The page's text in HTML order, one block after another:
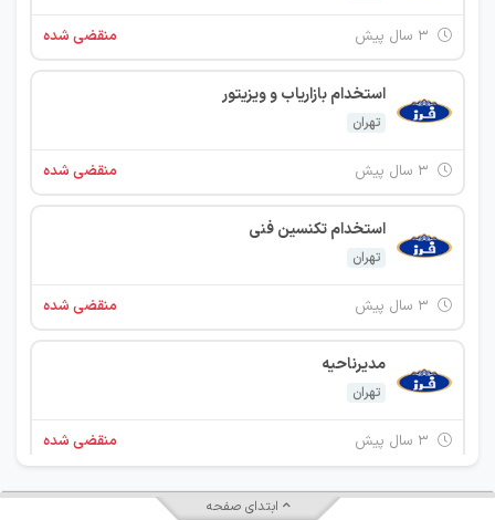
منقضی شده
استخدام بازاریاب و ویزیتور
تهران
منقضی شده
استخدام تکنسین فنی
تهران
منقضی شده
مدیرناحیه
تهران
منقضی شده
تعمیرکار_مکانیکابتدای صفحه